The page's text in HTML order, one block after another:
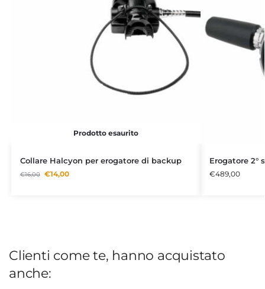
Prodotto esaurito
Collare Halcyon per erogatore di backup
€16,00 €14,00
Erogatore 2°
€489,00
Clienti come te, hanno acquistato
anche: